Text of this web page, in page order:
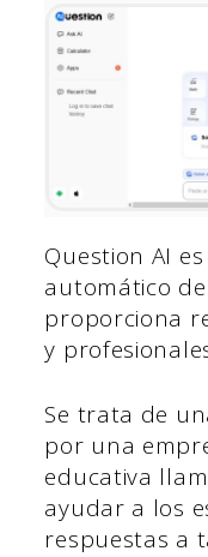
Question AI
automático
proporciona
y
Se trata de
por una
educativa
ayudar a los
respuestas a